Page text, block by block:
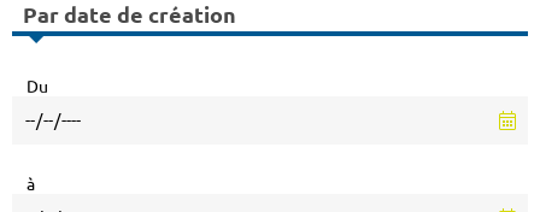
Par date de création
Du
à